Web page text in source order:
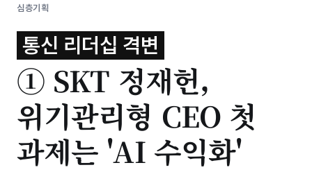
심층기획
통신 리더십 격변
① SKT 정재헌,
위기관리형 CEO 첫
과제는 'AI 수익화'